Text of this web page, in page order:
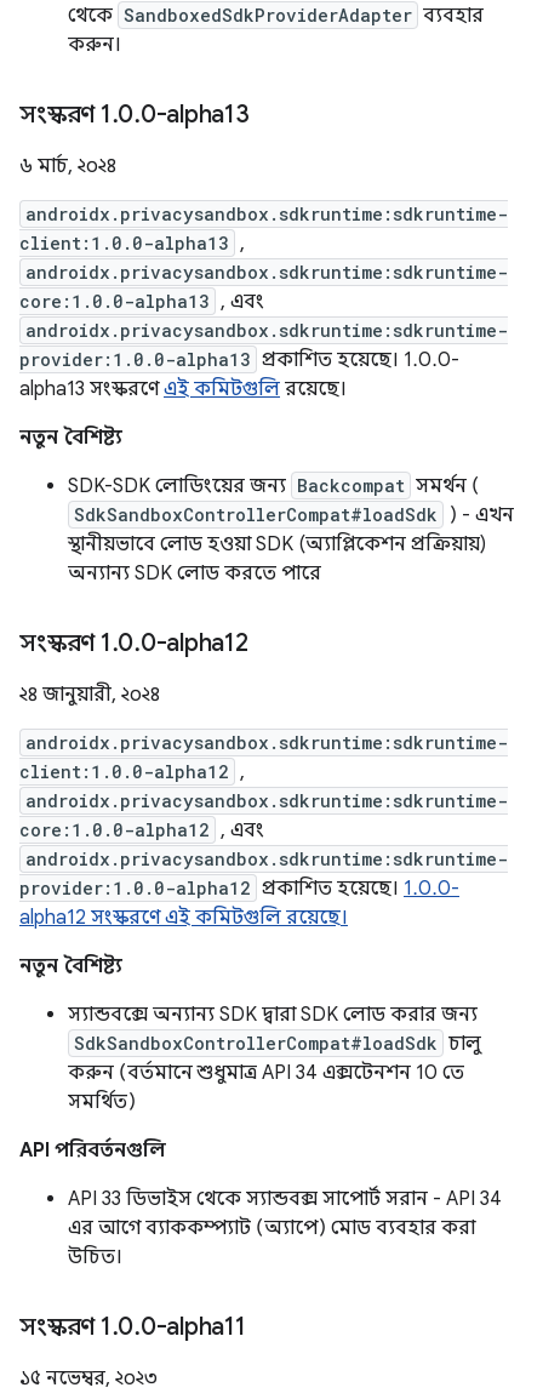
থেকে SandboxedSdkProviderAdapter ব্যবহার
করুন।
সংস্করণ 1.0.0-alpha13
৬ মার্চ, ২০২৪
androidx.privacysandbox.sdkruntime:sdkruntime-
client:1.0.0-alpha13 ,
androidx.privacysandbox.sdkruntime:sdkruntime-
core:1.0.0-alpha13 , এবং
androidx.privacysandbox.sdkruntime:sdkruntime-
provider:1.0.0-alpha13 প্রকাশিত হয়েছে। 1.0.0-
alpha13 সংস্করণেএই কমিটগুলি রয়েছে।
নতুন বৈশিষ্ট্য
SDK-SDK লোডিংয়ের জন্য Backcompat সমর্থন (
SdkSandboxControllerCompat#loadSdk
) - এখন
স্থানীয়ভাবে লোড হওয়া SDK (অ্যাপ্লিকেশন প্রক্রিয়ায়)
অন্যান্য SDK লোড করতে পারে
সংস্করণ 1.0.0-alpha12
২৪ জানুয়ারী, ২০২৪
androidx.privacysandbox.sdkruntime:sdkruntime-
client:1.0.0-alpha12 ,
androidx.privacysandbox.sdkruntime:sdkruntime-
core:1.0.0-alpha12 , এবং
androidx.privacysandbox.sdkruntime:sdkruntime-
provider:1.0.0-alpha12 প্রকাশিত হয়েছে। 1.0.0-
alpha12 সংস্করণে এই কমিটগুলি রয়েছে।
নতুন বৈশিষ্ট্য
স্যান্ডবক্সে অন্যান্য SDK দ্বারা SDK লোড করার জন্য
SdkSandboxControllerCompat#loadSdk চালু
করুন (বর্তমানে শুধুমাত্র API 34 এক্সটেনশন 10 তে
সমর্থিত)
API পরিবর্তনগুলি
API 33 ডিভাইস থেকে স্যান্ডবক্স সাপোর্ট সরান - API 34
এর আগে ব্যাককম্প্যাট (অ্যাপে) মোড ব্যবহার করা
উচিত।
সংস্করণ 1.0.0-alpha11
১৫ নভেম্বর, ২০২৩